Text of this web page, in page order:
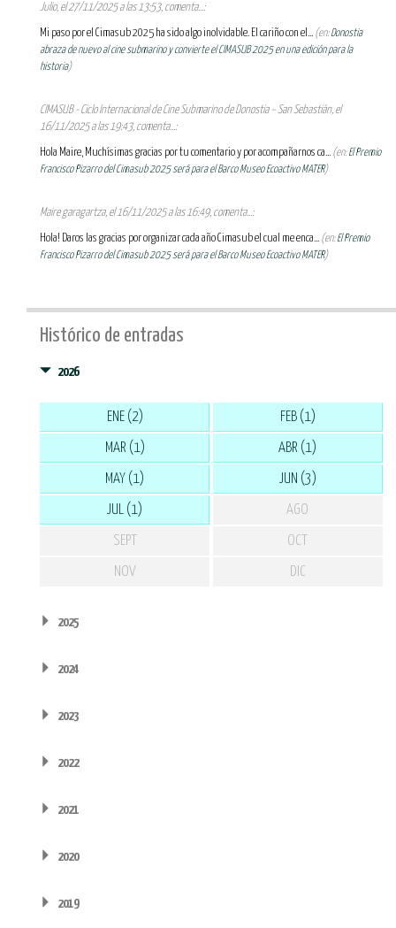
Julio, el 27/11/2025 a las 13:53, comenta...:
Mi paso por el Cimasub 2025 ha sido algo inolvidable. El cariño con el... (en:Donostia
abraza de nuevo al cine submarino y convierte el CIMASUB 2025 en una edición para la
historia)
CIMASUB - Ciclo Internacional de Cine Submarino de Donostia – San Sebastián, el
16/11/2025 a las 19:43, comenta...:
Hola Maire, Muchísimas gracias por tu comentario y por acompañarnos ca... (en:El Premio
Francisco Pizarro del Cimasub 2025 será para el Barco Museo Ecoactivo MATER)
Maire garagartza, el 16/11/2025 a las 16:49, comenta...:
Hola! Daros las gracias por organizar cada año Cimasub el cual me enca... (en:El Premio
Francisco Pizarro del Cimasub 2025 será para el Barco Museo Ecoactivo MATER)
Histórico de entradas
2026
ENE (2) FEB (1)
MAR (1) ABR (1)
MAY (1) JUN (3)
JUL (1) AGO
SEPT OCT
NOV DIC
2025
2024
2023
2022
2021
2020
2019